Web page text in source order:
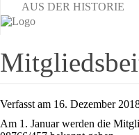
AUS DER HISTORIE
Verfasst am 16. Dezember
Am 1. Januar werden die